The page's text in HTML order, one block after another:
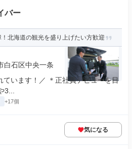
バー
北海道の観光を盛り上げたい方歓迎
白石区中央一条
ています！／ ＊正社員デビューを目
+17個
気になる